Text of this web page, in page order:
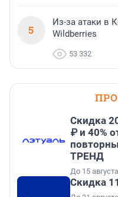
5
Из-за атаки в
Wildberries
53 332
Скидка
₽ и 40%
ТРЕНД
До 15
Скидка